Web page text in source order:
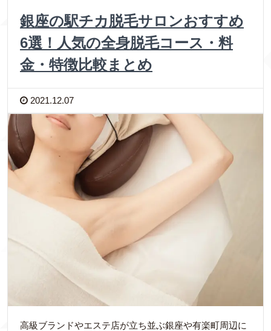
銀座の駅チカ脱毛サロンおすすめ
6選！人気の全身脱毛コース・料
金・特徴比較まとめ
2021.12.07
高級ブランドやエステ店が立ち並ぶ銀座や有楽町周辺に